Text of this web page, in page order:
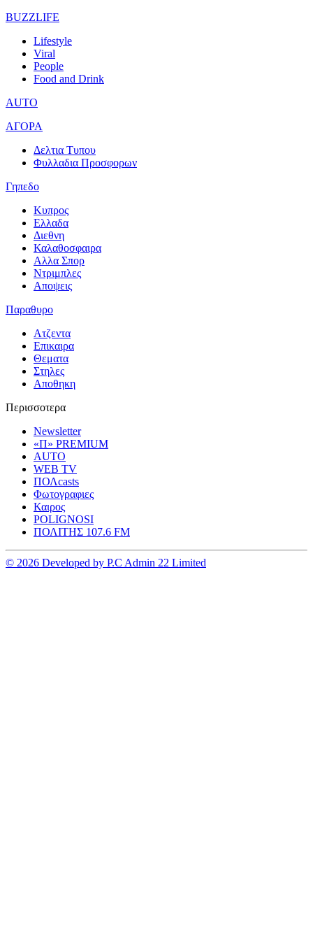
BUZZLIFE
Lifestyle
Viral
People
Food and Drink
AUTO
ΑΓΟΡΑ
Δελτια Τυπου
Φυλλαδια Προσφορων
Γηπεδο
Κυπρος
Ελλαδα
Διεθνη
Καλαθοσφαιρα
Αλλα Σπορ
Ντριμπλες
Αποψεις
Παραθυρο
Ατζεντα
Επικαιρα
Θεματα
Στηλες
Αποθηκη
Περισσοτερα
Newsletter
«Π» PREMIUM
AUTO
WEB TV
ΠΟΛcasts
Φωτογραφιες
Καιρος
POLIGNOSI
ΠΟΛΙΤΗΣ 107.6 FM
© 2026 Developed by P.C Admin 22 Limited